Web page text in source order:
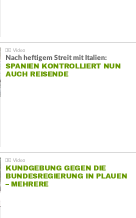
Nach heftigem Streit mit Italien:
SPANIEN KONTROLLIERT NUN
AUCH REISENDE
KUNDGEBUNG GEGEN DIE
BUNDESREGIERUNG IN PLAUEN
– MEHRERE